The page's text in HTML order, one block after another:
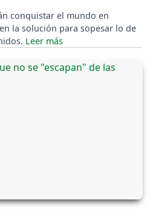
conquistar el mundo en
la solución para sopesar lo de